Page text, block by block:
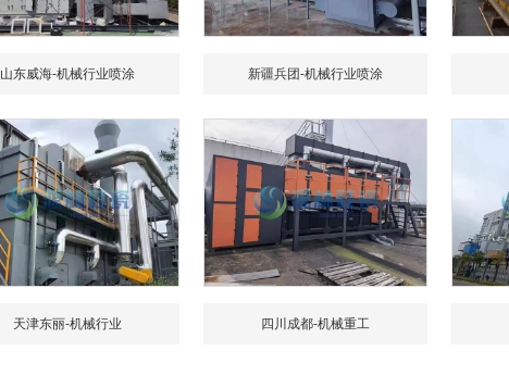
山东威海-机械行业喷涂 新疆兵团-机械行业喷涂
天津东丽-机械行业 四川成都-机械重工